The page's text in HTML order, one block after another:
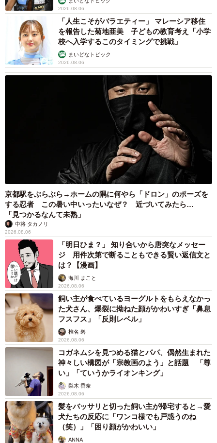
体を傾けたり、物を動かさなくても取れます。これはストレスフリー
ーーツイッターでどんな声がありましたか?
「マグネットを用いてくっつけている人が多くて、感心し
ました。わざわざ3Dプリンタでケースを作らなくても、マ
グネットをシールか何かでティッシュケースと椅子に貼っ
てしまえば固定できそうですよね。目から鱗でしたね」
◇ ◇
かゆいところに手が届く発明品、商品化の可能性は？と投
げかけると、「その予定は特にありません。もっと多くの
人が簡単に自作できるように改良を重ねていきたいと思っ
ています。商品というよりは、ものづくりの楽しさを多く
の人が知る機会を作っていきたいですね」としぶちょーさ
ん。
ツイッターでも技術系の投稿から、奥さんの要望に応えて
作ったという発明品などを発信しているしぶちょーさん
は、「専門家でない人にこそ、ものづくりの面白さを知っ
てもらって、日本のものづくりをもっと盛り上げていけた
らと思っています！！」と熱い思いを語ってくれました。
今後も画期的なアイテムを期待しております！
「個人的な活動として、【しぶちょー技術研究所】という
技術ブログを運営しています。そこでは、ものづくり技術
の解説や仕事での体験談、また3Dプリンタを始めとする
DIYの記事を書いて、『ものづくりの楽しさを多くの人に知
2026.08.06
「人生こそがバラエティー」 マレーシア移住
を報告した菊地亜美 子どもの教育考え「小学
校へ入学するこのタイミングで挑戦」
まいどなトピック
2026.08.06
京都駅をぶらぶら→ホームの隅に何やら「ドロン」のポーズを
する忍者 この暑い中いったいなぜ？ 近づいてみたら…
「見つかるなんて未熟」
中将 タカノリ
2026.08.06
「明日ひま？」 知り合いから唐突なメッセー
ジ 用件次第で断ることもできる賢い返信文と
は？【漫画】
海川 まこと
2026.08.06
飼い主が食べているヨーグルトをもらえなかっ
た犬さん、爆裂に拗ねた顔がかわいすぎ「鼻息
フスフス」「反則レベル」
椎名 碧
2026.08.06
コガネムシを見つめる猫とパパ、偶然生まれた
神々しい構図が「宗教画のよう」と話題 「尊
い」「ていうかライオンキング」
梨木 香奈
2026.08.06
髪をバッサリと切った飼い主が帰宅すると→愛
犬たちの反応に「ワンコ様でも戸惑うのね
（笑）」「困り顔がかわいい」
ANNA